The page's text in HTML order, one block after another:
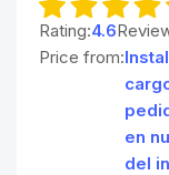
Rating:4.6
Price from:
en
del